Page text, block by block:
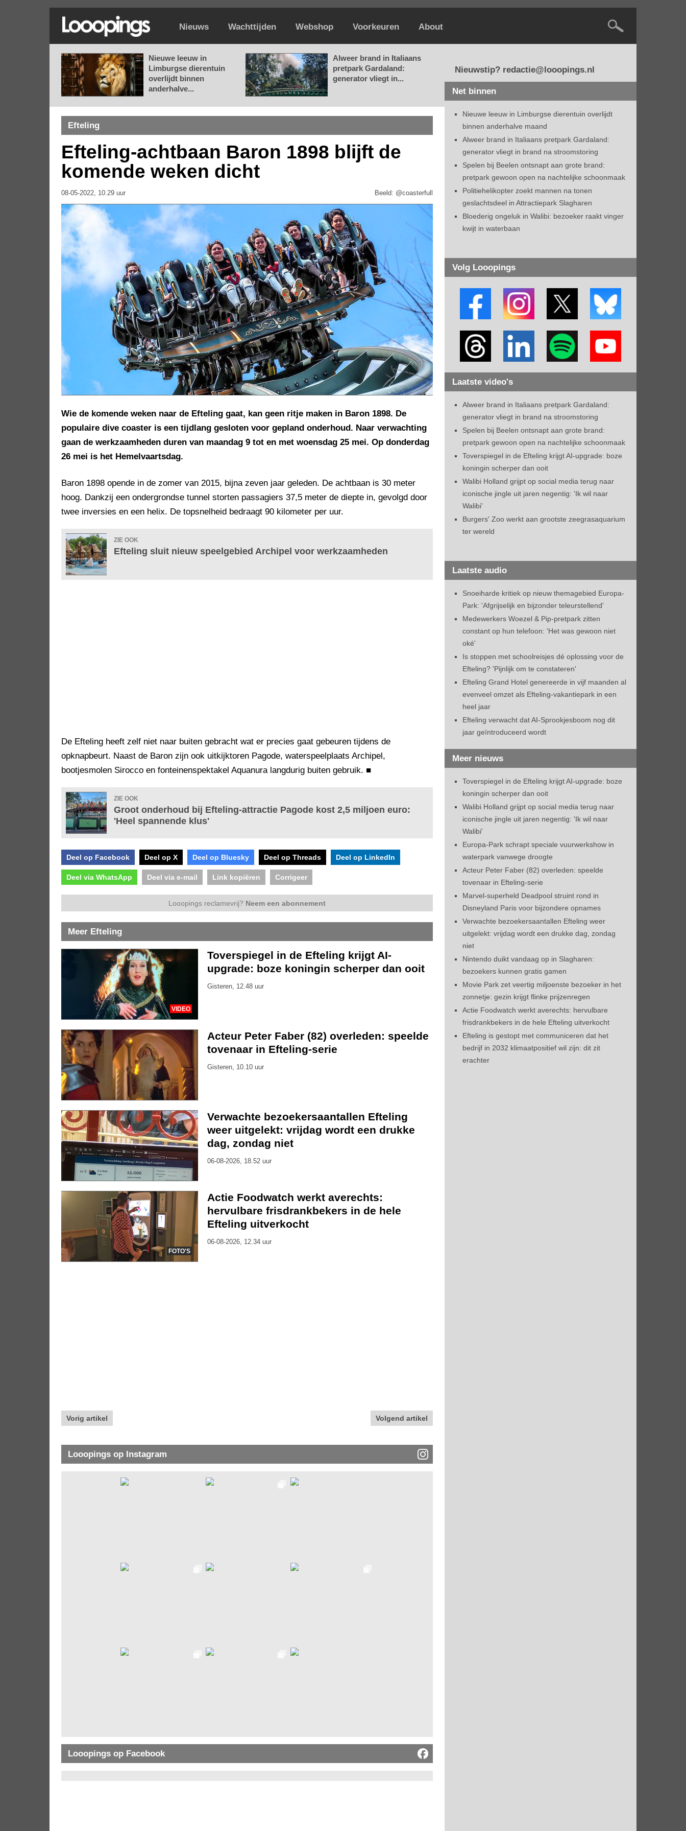
Nieuws Wachttijden Webshop Voorkeuren About
Nieuwe leeuw in
Limburgse dierentuin
overlijdt binnen
anderhalve...
Alweer brand in Italiaans
pretpark Gardaland:
generator vliegt in...
Efteling
Efteling-achtbaan Baron 1898 blijft de
komende weken dicht
08-05-2022, 10.29 uur Beeld: @coasterfull
Wie de komende weken naar de Efteling gaat, kan geen ritje maken in Baron 1898. De
populaire dive coaster is een tijdlang gesloten voor gepland onderhoud. Naar verwachting
gaan de werkzaamheden duren van maandag 9 tot en met woensdag 25 mei. Op donderdag
26 mei is het Hemelvaartsdag.
Baron 1898 opende in de zomer van 2015, bijna zeven jaar geleden. De achtbaan is 30 meter
hoog. Dankzij een ondergrondse tunnel storten passagiers 37,5 meter de diepte in, gevolgd door
twee inversies en een helix. De topsnelheid bedraagt 90 kilometer per uur.
ZIE OOK
Efteling sluit nieuw speelgebied Archipel voor werkzaamheden
De Efteling heeft zelf niet naar buiten gebracht wat er precies gaat gebeuren tijdens de
opknapbeurt. Naast de Baron zijn ook uitkijktoren Pagode, waterspeelplaats Archipel,
bootjesmolen Sirocco en fonteinenspektakel Aquanura langdurig buiten gebruik. ■
ZIE OOK
Groot onderhoud bij Efteling-attractie Pagode kost 2,5 miljoen euro:
'Heel spannende klus'
Deel op Facebook Deel op X Deel op Bluesky Deel op Threads Deel op LinkedIn
Deel via WhatsApp Deel via e-mail Link kopiëren Corrigeer
Looopings reclamevrij? Neem een abonnement
Meer Efteling
VIDEO
Toverspiegel in de Efteling krijgt AI-
upgrade: boze koningin scherper dan ooit
Gisteren, 12.48 uur
Acteur Peter Faber (82) overleden: speelde
tovenaar in Efteling-serie
Gisteren, 10.10 uur
Verwachte bezoekersaantallen Efteling
weer uitgelekt: vrijdag wordt een drukke
dag, zondag niet
06-08-2026, 18.52 uur
FOTO'S
Actie Foodwatch werkt averechts:
hervulbare frisdrankbekers in de hele
Efteling uitverkocht
06-08-2026, 12.34 uur
Vorig artikel Volgend artikel
Looopings op Instagram
Looopings op Facebook
Nieuwstip? redactie@looopings.nl
Net binnen
Nieuwe leeuw in Limburgse dierentuin overlijdt
binnen anderhalve maand
Alweer brand in Italiaans pretpark Gardaland:
generator vliegt in brand na stroomstoring
Spelen bij Beelen ontsnapt aan grote brand:
pretpark gewoon open na nachtelijke schoonmaak
Politiehelikopter zoekt mannen na tonen
geslachtsdeel in Attractiepark Slagharen
Bloederig ongeluk in Walibi: bezoeker raakt vinger
kwijt in waterbaan
Volg Looopings
Laatste video's
Alweer brand in Italiaans pretpark Gardaland:
generator vliegt in brand na stroomstoring
Spelen bij Beelen ontsnapt aan grote brand:
pretpark gewoon open na nachtelijke schoonmaak
Toverspiegel in de Efteling krijgt AI-upgrade: boze
koningin scherper dan ooit
Walibi Holland grijpt op social media terug naar
iconische jingle uit jaren negentig: 'Ik wil naar
Walibi'
Burgers' Zoo werkt aan grootste zeegrasaquarium
ter wereld
Laatste audio
Snoeiharde kritiek op nieuw themagebied Europa-
Park: 'Afgrijselijk en bijzonder teleurstellend'
Medewerkers Woezel & Pip-pretpark zitten
constant op hun telefoon: 'Het was gewoon niet
oké'
Is stoppen met schoolreisjes dé oplossing voor de
Efteling? 'Pijnlijk om te constateren'
Efteling Grand Hotel genereerde in vijf maanden al
evenveel omzet als Efteling-vakantiepark in een
heel jaar
Efteling verwacht dat AI-Sprookjesboom nog dit
jaar geïntroduceerd wordt
Meer nieuws
Toverspiegel in de Efteling krijgt AI-upgrade: boze
koningin scherper dan ooit
Walibi Holland grijpt op social media terug naar
iconische jingle uit jaren negentig: 'Ik wil naar
Walibi'
Europa-Park schrapt speciale vuurwerkshow in
waterpark vanwege droogte
Acteur Peter Faber (82) overleden: speelde
tovenaar in Efteling-serie
Marvel-superheld Deadpool struint rond in
Disneyland Paris voor bijzondere opnames
Verwachte bezoekersaantallen Efteling weer
uitgelekt: vrijdag wordt een drukke dag, zondag
niet
Nintendo duikt vandaag op in Slagharen:
bezoekers kunnen gratis gamen
Movie Park zet veertig miljoenste bezoeker in het
zonnetje: gezin krijgt flinke prijzenregen
Actie Foodwatch werkt averechts: hervulbare
frisdrankbekers in de hele Efteling uitverkocht
Efteling is gestopt met communiceren dat het
bedrijf in 2032 klimaatpositief wil zijn: dit zit
erachter